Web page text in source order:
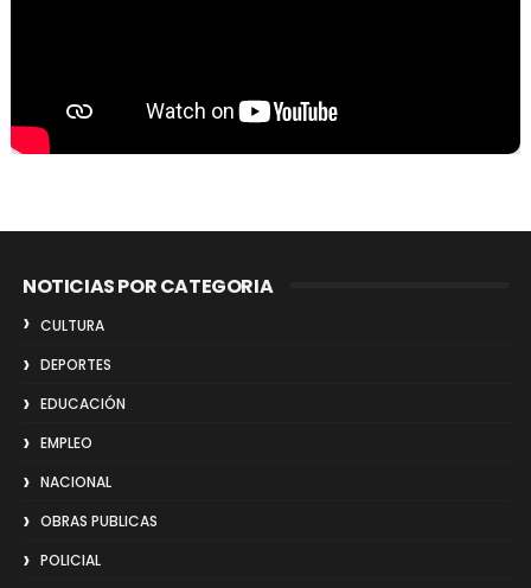
NOTICIAS POR CATEGORIA
CULTURA
DEPORTES
EDUCACIÓN
EMPLEO
NACIONAL
OBRAS PUBLICAS
POLICIAL